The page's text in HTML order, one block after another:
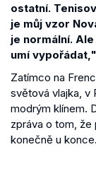
ostatní.
je můj vzor
je normální.
umí vypořádat,"
Zatímco na
světová vlajka, v
modrým klínem.
zpráva o tom,
konečně u konce.